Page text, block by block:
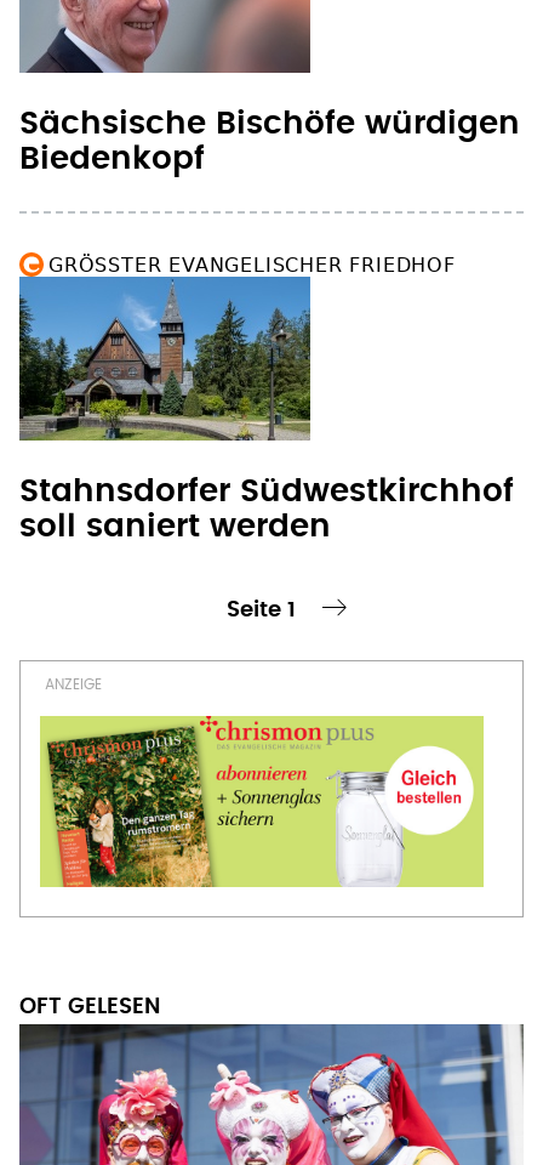
Sächsische Bischöfe würdigen
Biedenkopf
GRÖSSTER EVANGELISCHER FRIEDHOF
Stahnsdorfer Südwestkirchhof
soll saniert werden
Seite 1
nächste Seite ›
OFT GELESEN